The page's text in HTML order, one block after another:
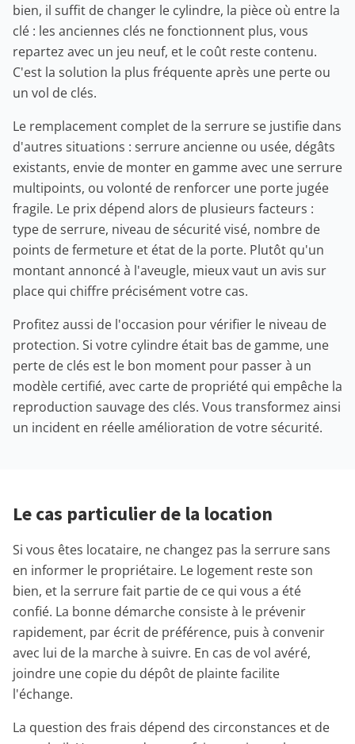
bien, il suffit de changer le cylindre, la pièce où entre la
clé : les anciennes clés ne fonctionnent plus, vous
repartez avec un jeu neuf, et le coût reste contenu.
C'est la solution la plus fréquente après une perte ou
un vol de clés.
Le remplacement complet de la serrure se justifie dans
d'autres situations : serrure ancienne ou usée, dégâts
existants, envie de monter en gamme avec une serrure
multipoints, ou volonté de renforcer une porte jugée
fragile. Le prix dépend alors de plusieurs facteurs :
type de serrure, niveau de sécurité visé, nombre de
points de fermeture et état de la porte. Plutôt qu'un
montant annoncé à l'aveugle, mieux vaut un avis sur
place qui chiffre précisément votre cas.
Profitez aussi de l'occasion pour vérifier le niveau de
protection. Si votre cylindre était bas de gamme, une
perte de clés est le bon moment pour passer à un
modèle certifié, avec carte de propriété qui empêche la
reproduction sauvage des clés. Vous transformez ainsi
un incident en réelle amélioration de votre sécurité.
Le cas particulier de la location
Si vous êtes locataire, ne changez pas la serrure sans
en informer le propriétaire. Le logement reste son
bien, et la serrure fait partie de ce qui vous a été
confié. La bonne démarche consiste à le prévenir
rapidement, par écrit de préférence, puis à convenir
avec lui de la marche à suivre. En cas de vol avéré,
joindre une copie du dépôt de plainte facilite
l'échange.
La question des frais dépend des circonstances et de